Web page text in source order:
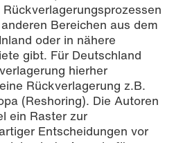
Bereichen aus dem
oder in nähere
gibt. Für Deutschland
hierher
Rückverlagerung z.B.
(Reshoring). Die Autoren
ein Raster zur
Entscheidungen vor